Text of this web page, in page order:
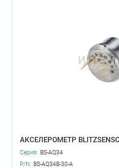
АКСЕЛЕРОМЕТР
Серия: BS-AQ34
P/N: BS-AQ34B-30-A